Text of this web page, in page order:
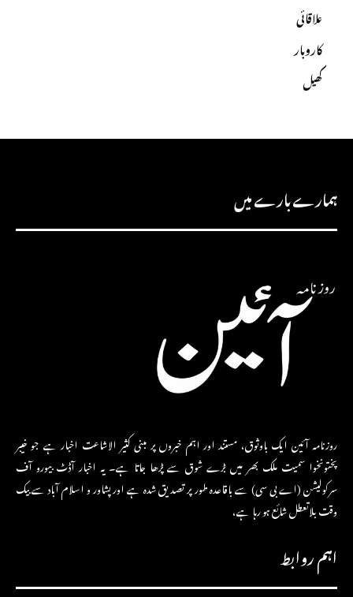
علاقائی
کاروبار
کھیل
ہمارے بارے میں
روزنامہ آئین ایک باوثوق، مستند اور اہم خبروں پر مبنی کثیر الاشاعت اخبار ہے جو خیبر
پختونخوا سمیت ملک بھر میں بڑے شوق سے پڑھا جاتا ہے۔ یہ اخبار آڈٹ بیورو آف
سرکولیشن (اے بی سی) سے باقاعدہ طور پر تصدیق شدہ ہے اور پشاور و اسلام آباد سے بیک
وقت بلاتعطل شائع ہو رہا ہے،
اہم روابط